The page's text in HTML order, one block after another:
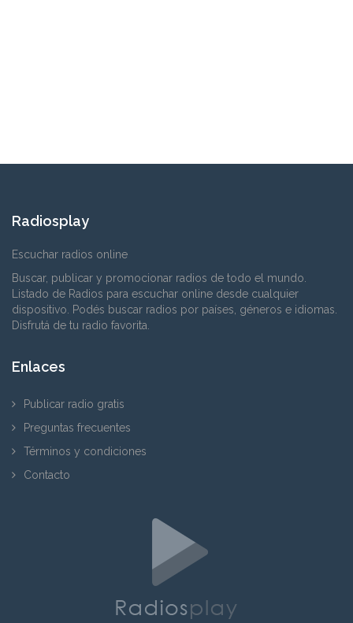
Radiosplay
Escuchar radios online
Buscar, publicar y promocionar radios de todo el mundo.
Listado de Radios para escuchar online desde cualquier
dispositivo. Podés buscar radios por países, géneros e idiomas.
Disfrutá de tu radio favorita.
Enlaces
Publicar radio gratis
Preguntas frecuentes
Términos y condiciones
Contacto